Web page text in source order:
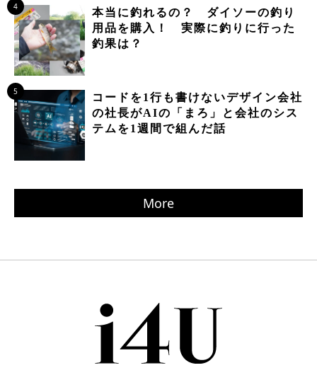
4
本当に釣れるの？ ダイソーの釣り
用品を購入！ 実際に釣りに行った
釣果は？
5
コードを1行も書けないデザイン会社
の社長がAIの「まろ」と会社のシス
テムを1週間で組んだ話
More